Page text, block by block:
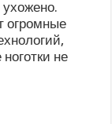
огромные
не